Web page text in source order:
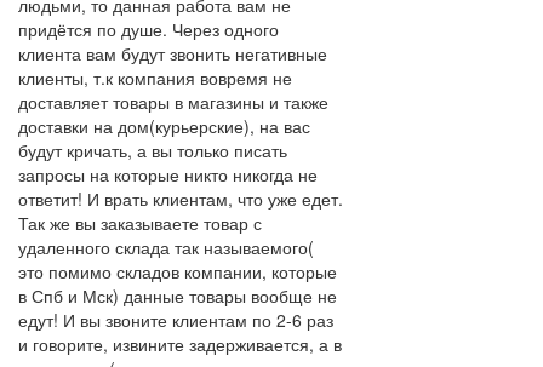
людьми, то данная работа вам не
придётся по душе. Через одного
клиента вам будут звонить негативные
клиенты, т.к компания вовремя не
доставляет товары в магазины и также
доставки на дом(курьерские), на вас
будут кричать, а вы только писать
запросы на которые никто никогда не
ответит! И врать клиентам, что уже едет.
Так же вы заказываете товар с
удаленного склада так называемого(
это помимо складов компании, которые
в Спб и Мск) данные товары вообще не
едут! И вы звоните клиентам по 2-6 раз
и говорите, извините задерживается, а в